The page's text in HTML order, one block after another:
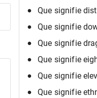
Que signifie
Que signifie
Que signifie
Que signifie
Que signifie
Que signifie